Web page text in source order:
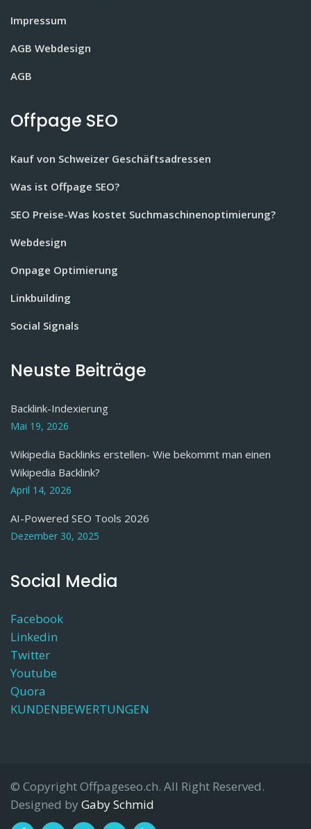
Impressum
AGB Webdesign
AGB
Offpage SEO
Kauf von Schweizer Geschäftsadressen
Was ist Offpage SEO?
SEO Preise-Was kostet Suchmaschinenoptimierung?
Webdesign
Onpage Optimierung
Linkbuilding
Social Signals
Neuste Beiträge
Backlink-Indexierung
Mai 19, 2026
Wikipedia Backlinks erstellen- Wie bekommt man einen
Wikipedia Backlink?
April 14, 2026
AI-Powered SEO Tools 2026
Dezember 30, 2025
Social Media
Facebook
Linkedin
Twitter
Youtube
Quora
KUNDENBEWERTUNGEN
© Copyright Offpageseo.ch. All Right Reserved.
Designed by Gaby Schmid